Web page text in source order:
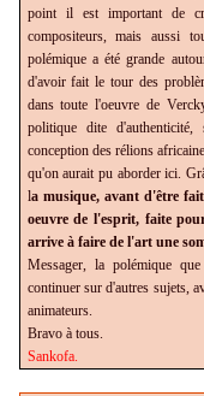
point il est important de
compositeurs, mais aussi
polémique a été grande
d'avoir fait le tour des
dans toute l'oeuvre de
politique dite
conception des rélions
qu'on aurait pu aborder ici.
la musique, avant d'être
oeuvre de l'esprit, faite
arrive à faire de l'art une
Messager, la polémique
continuer sur d'autres sujets,
animateurs.
Bravo à tous.
Sankofa.